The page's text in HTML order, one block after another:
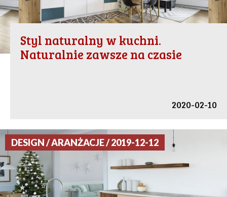
Styl naturalny w kuchni.
Naturalnie zawsze na czasie
2020-02-10
DESIGN / ARANŻACJE / 2019-12-12